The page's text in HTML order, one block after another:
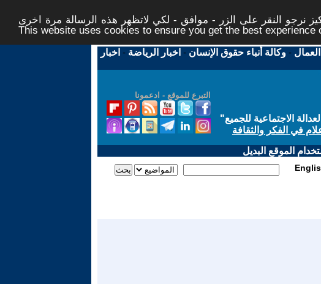
نرجو النقر على الزر - موافق - لكي لاتظهر هذه الرسالة مرة اخرى -
This website uses cookies to ensure you get the best experience
العمال -وكالة أنباء حقوق الإنسان - اخبار الرياضة - اخبار
التبرع للموقع - ادعمونا
الاجتماعية للجميع"
في الفكر والثقافة
الموقع البديل